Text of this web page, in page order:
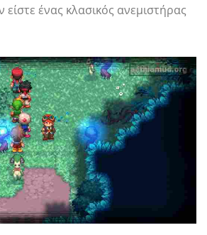
είστε ένας κλασικός ανεμιστήρας